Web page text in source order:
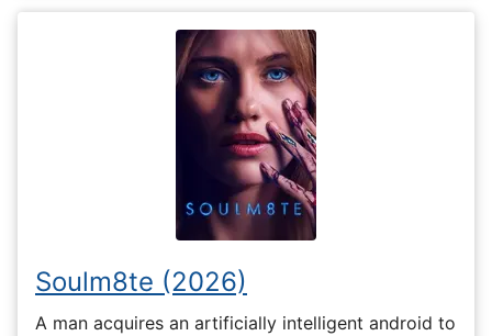
Soulm8te (2026)
A man acquires an artificially intelligent android to